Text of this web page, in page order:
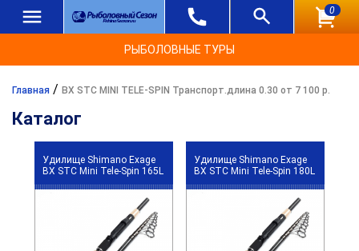
0
РЫБОЛОВНЫЕ ТУРЫ
Главная / BX STC MINI TELE-SPIN Транспорт.длина 0.30 от 7 100 р.
Каталог
Удилище Shimano Exage
BX STC Mini Tele-Spin 165L
Удилище Shimano Exage
BX STC Mini Tele-Spin 180L